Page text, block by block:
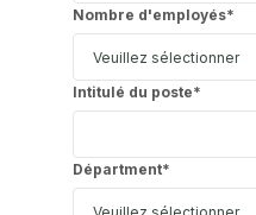
Nombre d'employés*
Intitulé du poste*
Départment*